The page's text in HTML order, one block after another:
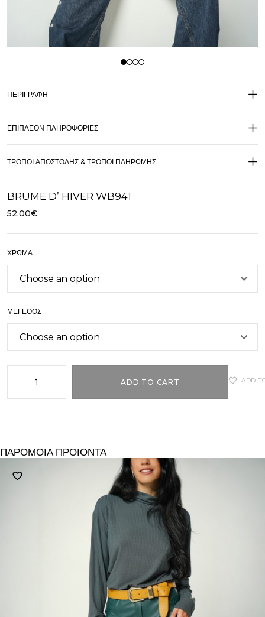
ΠΕΡΙΓΡΑΦΉ
ΕΠΙΠΛΈΟΝ ΠΛΗΡΟΦΟΡΊΕΣ
ΤΡΌΠΟΙ ΑΠΟΣΤΟΛΉΣ & ΤΡΌΠΟΙ ΠΛΗΡΩΜΉΣ
BRUME D’ HIVER WB941
52.00€
ΧΡΏΜΑ
ΜΈΓΕΘΟΣ
ADD TO CART ADD
ΠΑΡΟΜΟΙΑ ΠΡΟΙΟΝΤΑ